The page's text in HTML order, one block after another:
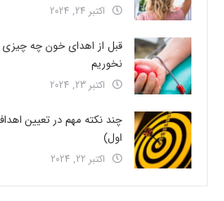
اکتبر 24, 2024
قبل از اهدای خون چه
نخوریم
اکتبر 23, 2024
چند نکته مهم در تعیین
اول)
اکتبر 22, 2024